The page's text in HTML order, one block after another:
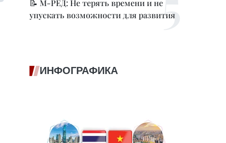
📝 М-РЕД: Не терять времени и не
упускать возможности для развития
ИНФОГРАФИКА